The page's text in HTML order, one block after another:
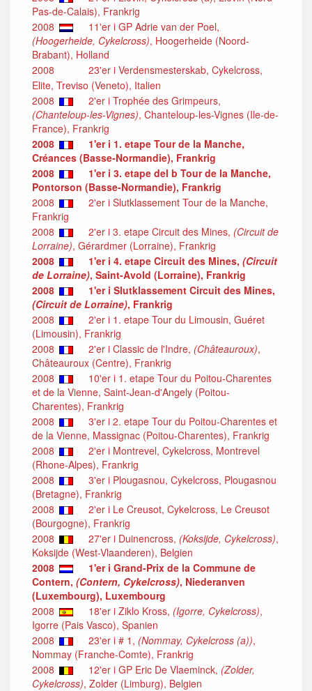
Pas-de-Calais), Frankrig
2008
11'er i GP Adrie van der Poel,
(Hoogerheide, Cykelcross), Hoogerheide (Noord-
Brabant), Holland
2008
23'er i Verdensmesterskab, Cykelcross,
Elite, Treviso (Veneto), Italien
2008
2'er i Trophée des Grimpeurs,
(Chanteloup-les-Vignes), Chanteloup-les-Vignes (Ile-de-
France), Frankrig
2008
1'er i 1. etape Tour de la Manche,
Créances (Basse-Normandie), Frankrig
2008
1'er i 3. etape del b Tour de la Manche,
Pontorson (Basse-Normandie), Frankrig
2008
2'er i Slutklassement Tour de la Manche,
Frankrig
2008
2'er i 3. etape Circuit des Mines, (Circuit de
Lorraine), Gérardmer (Lorraine), Frankrig
2008
1'er i 4. etape Circuit des Mines, (Circuit
de Lorraine), Saint-Avold (Lorraine), Frankrig
2008
1'er i Slutklassement Circuit des Mines,
(Circuit de Lorraine), Frankrig
2008
2'er i 1. etape Tour du Limousin, Guéret
(Limousin), Frankrig
2008
2'er i Classic de l'Indre, (Châteauroux),
Châteauroux (Centre), Frankrig
2008
10'er i 1. etape Tour du Poitou-Charentes
et de la Vienne, Saint-Jean-d'Angely (Poitou-
Charentes), Frankrig
2008
3'er i 2. etape Tour du Poitou-Charentes et
de la Vienne, Massignac (Poitou-Charentes), Frankrig
2008
2'er i Montrevel, Cykelcross, Montrevel
(Rhone-Alpes), Frankrig
2008
3'er i Plougasnou, Cykelcross, Plougasnou
(Bretagne), Frankrig
2008
2'er i Le Creusot, Cykelcross, Le Creusot
(Bourgogne), Frankrig
2008
27'er i Duinencross, (Koksijde, Cykelcross),
Koksijde (West-Vlaanderen), Belgien
2008
1'er i Grand-Prix de la Commune de
Contern, (Contern, Cykelcross), Niederanven
(Luxembourg), Luxembourg
2008
18'er i Ziklo Kross, (Igorre, Cykelcross),
Igorre (Pais Vasco), Spanien
2008
23'er i # 1, (Nommay, Cykelcross (a)),
Nommay (Franche-Comte), Frankrig
2008
12'er i GP Eric De Vlaeminck, (Zolder,
Cykelcross), Zolder (Limburg), Belgien